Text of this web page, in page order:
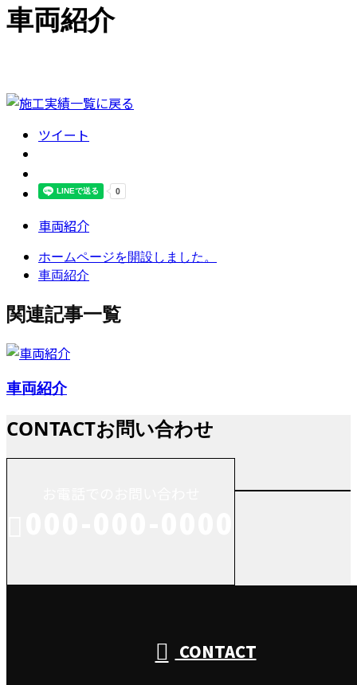
車両紹介
ツイート
車両紹介
ホームページを開設しました。
車両紹介
関連記事一覧
車両紹介
CONTACTお問い合わせ
CONTACT